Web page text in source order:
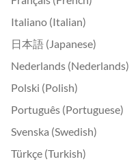
Italiano (Italian)
日本語 (Japanese)
Nederlands (Nederlands)
Polski (Polish)
Português (Portuguese)
Svenska (Swedish)
Türkçe (Turkish)